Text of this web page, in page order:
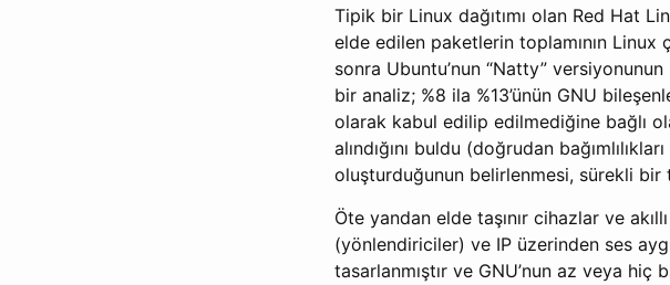
Tipik bir Linux dağıtımı olan Red Hat
elde edilen paketlerin toplamının
sonra Ubuntu’nun “Natty”
bir analiz; %8 ila %13’ünün GNU
olarak kabul edilip edilmediğine bağlı
alındığını buldu (doğrudan
oluşturduğunun belirlenmesi, sürekli bir
Öte yandan elde taşınır cihazlar ve
(yönlendiriciler) ve IP üzerinden ses
tasarlanmıştır ve GNU’nun az veya